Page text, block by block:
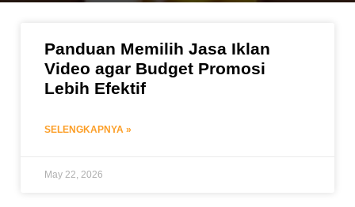
Panduan Memilih Jasa Iklan
Video agar Budget Promosi
Lebih Efektif
SELENGKAPNYA »
May 22, 2026